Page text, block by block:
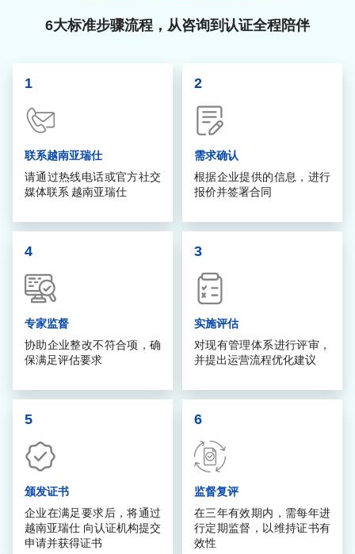
6大标准步骤流程，从咨询到认证全程陪伴
1
联系越南亚瑞仕
请通过热线电话或官方社交
媒体联系 越南亚瑞仕
2
需求确认
根据企业提供的信息，进行
报价并签署合同
3
实施评估
对现有管理体系进行评审，
并提出运营流程优化建议
4
专家监督
协助企业整改不符合项，确
保满足评估要求
5
颁发证书
企业在满足要求后，将通过
越南亚瑞仕 向认证机构提交
申请并获得证书
6
监督复评
在三年有效期内，需每年进
行定期监督，以维持证书有
效性